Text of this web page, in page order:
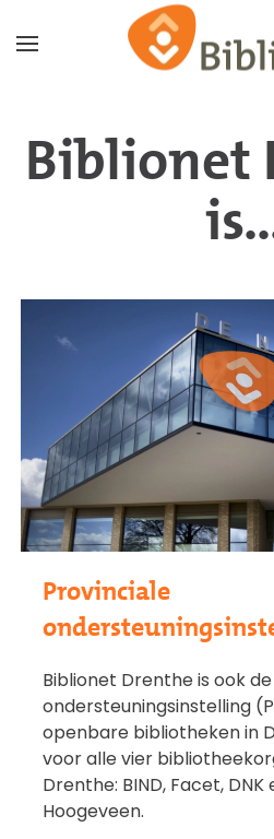
Terug naar hoofdinhoud
Biblionet
Provinciale
Biblionet Drenthe is ook
ondersteuningsinstelling
openbare bibliotheken in
voor alle vier
Drenthe: BIND, Facet,
Hoogeveen.